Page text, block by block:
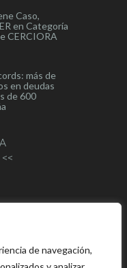
de navegación,
Caso,
en Categoría
CERCIORA
más de
en deudas
de 600